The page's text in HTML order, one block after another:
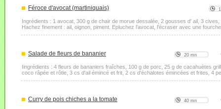
Féroce d'avocat (martiniquais)
Ingrédients : 1 avocat, 300 g de chair de morue dessalée, 2 gousses d' ail, 3
Hachez finement : ail, oignon, piment. Epluchez l'avocat, l'écraser avec une
Salade de fleurs de bananier 20 mn
Iingrédients : 4 fleurs de bananiers fraîches, 100 g de porc, 25 g de cacahuètes
coco râpée et rôtie, 3 cs d'ail émincé et frit, 2 cs d'échalotes émincées et frites, 4
Curry de pois chiches a la tomate 40 mn